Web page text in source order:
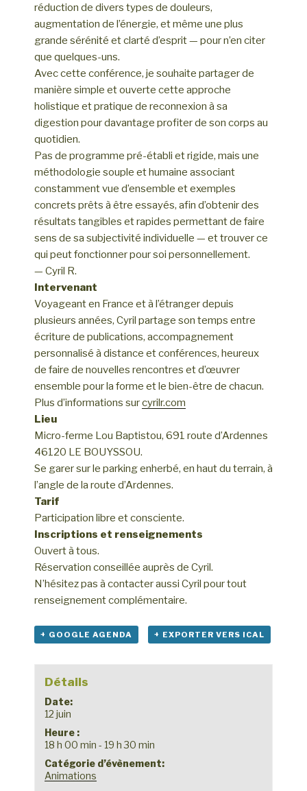
réduction de divers types de douleurs,
augmentation de l’énergie, et même une plus
grande sérénité et clarté d’esprit — pour n’en citer
que quelques-uns.
Avec cette conférence, je souhaite partager de
manière simple et ouverte cette approche
holistique et pratique de reconnexion à sa
digestion pour davantage profiter de son corps au
quotidien.
Pas de programme pré-établi et rigide, mais une
méthodologie souple et humaine associant
constamment vue d’ensemble et exemples
concrets prêts à être essayés, afin d’obtenir des
résultats tangibles et rapides permettant de faire
sens de sa subjectivité individuelle — et trouver ce
qui peut fonctionner pour soi personnellement.
— Cyril R.
Intervenant
Voyageant en France et à l’étranger depuis
plusieurs années, Cyril partage son temps entre
écriture de publications, accompagnement
personnalisé à distance et conférences, heureux
de faire de nouvelles rencontres et d’œuvrer
ensemble pour la forme et le bien-être de chacun.
Plus d’informations surcyrilr.com
Lieu
Micro-ferme Lou Baptistou, 691 route d’Ardennes
46120 LE BOUYSSOU.
Se garer sur le parking enherbé, en haut du terrain, à
l’angle de la route d’Ardennes.
Tarif
Participation libre et consciente.
Inscriptions et renseignements
Ouvert à tous.
Réservation conseillée auprès de Cyril.
N’hésitez pas à contacter aussi Cyril pour tout
renseignement complémentaire.
+ GOOGLE AGENDA + EXPORTER VERS ICAL
Détails
Date:
12 juin
Heure :
18 h 00 min - 19 h 30 min
Catégorie d’évènement:
Animations